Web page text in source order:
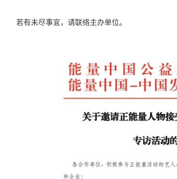
若有未尽事宜，请联络主办单位。